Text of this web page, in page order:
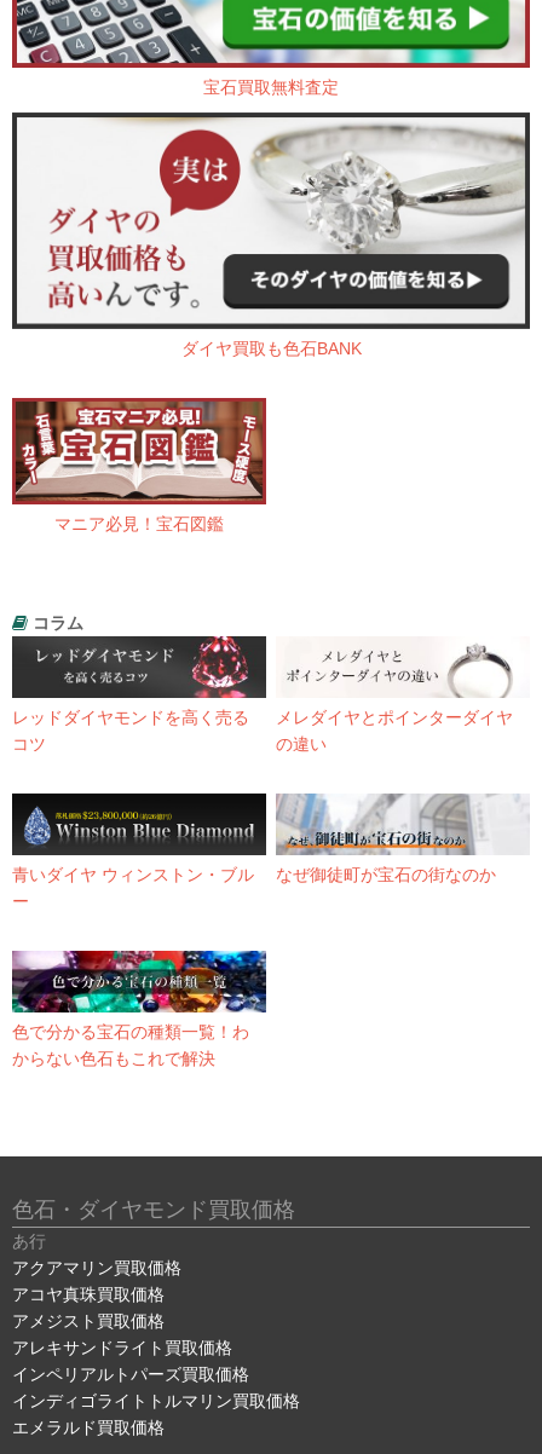
宝石買取無料査定
ダイヤ買取も色石BANK
マニア必見！宝石図鑑
コラム
レッドダイヤモンドを高く売る
コツ
メレダイヤとポインターダイヤ
の違い
青いダイヤ ウィンストン・ブル
ー
なぜ御徒町が宝石の街なのか
色で分かる宝石の種類一覧！わ
からない色石もこれで解決
色石・ダイヤモンド買取価格
あ行
アクアマリン買取価格
アコヤ真珠買取価格
アメジスト買取価格
アレキサンドライト買取価格
インペリアルトパーズ買取価格
インディゴライトトルマリン買取価格
エメラルド買取価格